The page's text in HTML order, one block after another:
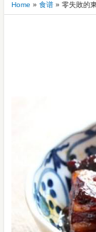
Home » 食谱 » 零失敗的